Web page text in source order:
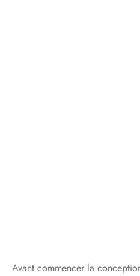
Avant commencer la